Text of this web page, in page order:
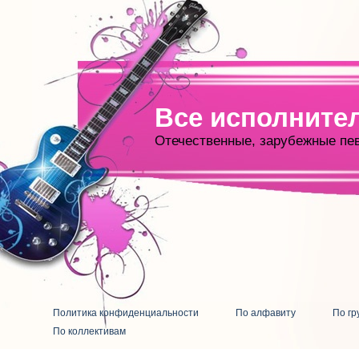
Все
Отечественные, зарубежные
Политика конфиденциальности По алфавиту
По
По коллективам